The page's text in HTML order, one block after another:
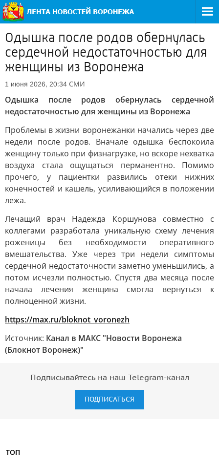
Одышка после родов обернулась
сердечной недостаточностью для
женщины из Воронежа
1 июня 2026, 20:34 СМИ
Одышка после родов обернулась сердечной
недостаточностью для женщины из Воронежа
Проблемы в жизни воронежанки начались через две
недели после родов. Вначале одышка беспокоила
женщину только при физнагрузке, но вскоре нехватка
воздуха стала ощущаться перманентно. Помимо
прочего, у пациентки развились отеки нижних
конечностей и кашель, усиливающийся в положении
лежа.
Лечащий врач Надежда Коршунова совместно с
коллегами разработала уникальную схему лечения
роженицы без необходимости оперативного
вмешательства. Уже через три недели симптомы
сердечной недостаточности заметно уменьшились, а
потом исчезли полностью. Спустя два месяца после
начала лечения женщина смогла вернуться к
полноценной жизни.
https://max.ru/bloknot_voronezh
Источник: Канал в МАКС "Новости Воронежа
(Блокнот Воронеж)"
Подписывайтесь на наш Telegram-канал
ПОДПИСАТЬСЯ
ТОП